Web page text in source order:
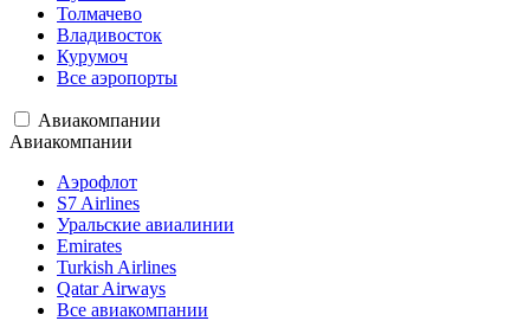
Толмачево
Владивосток
Курумоч
Все аэропорты
Авиакомпании
Авиакомпании
Аэрофлот
S7 Airlines
Уральские авиалинии
Emirates
Turkish Airlines
Qatar Airways
Все авиакомпании